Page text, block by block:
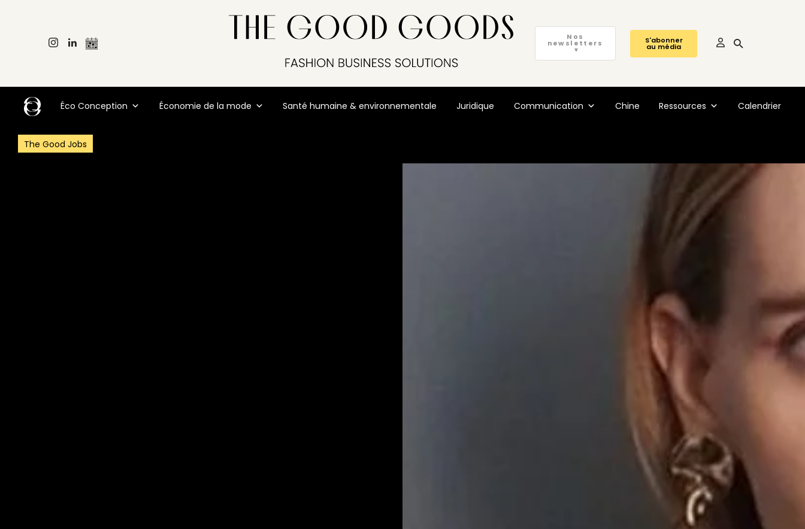
Nos
newsletters
▼
S'abonner
au média
Éco Conception Économie de la mode Santé humaine & environnementale Juridique Communication Chine Ressources Calendrier
The Good Jobs